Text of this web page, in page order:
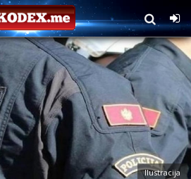
Ilustracija